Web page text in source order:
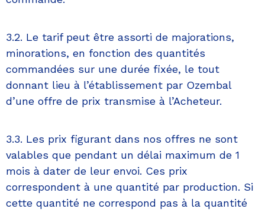
3.2. Le tarif peut être assorti de majorations,
minorations, en fonction des quantités
commandées sur une durée fixée, le tout
donnant lieu à l’établissement par Ozembal
d’une offre de prix transmise à l’Acheteur.
3.3. Les prix figurant dans nos offres ne sont
valables que pendant un délai maximum de 1
mois à dater de leur envoi. Ces prix
correspondent à une quantité par production. Si
cette quantité ne correspond pas à la quantité